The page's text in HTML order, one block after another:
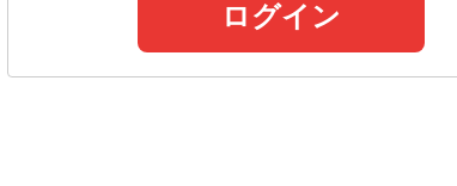
ログイン